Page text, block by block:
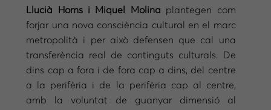
Llucià Homs i Miquel Molina plantegen com
forjar una nova consciència cultural en el marc
metropolità i per això defensen que cal una
transferència real de continguts culturals. De
dins cap a fora i de fora cap a dins, del centre
a la perifèria i de la perifèria cap al centre,
amb la voluntat de guanyar dimensió al